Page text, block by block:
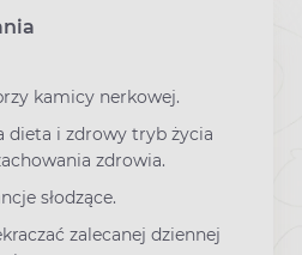
kamicy nerkowej.
dieta i zdrowy tryb życia
zdrowia.
słodzące.
zalecanej dziennej